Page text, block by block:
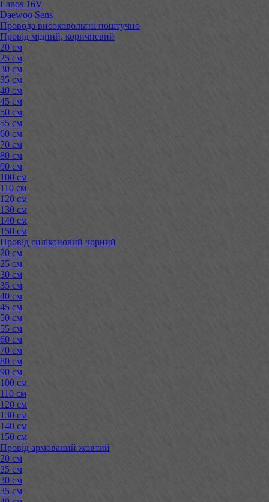
Lanos 16V
Daewoo Sens
Провода високовольтні поштучно
Провід мідний, коричневий
20 см
25 см
30 см
35 см
40 см
45 см
50 см
55 см
60 см
70 см
80 см
90 см
100 см
110 см
120 см
130 см
140 см
150 см
Провід силіконовий чорний
20 см
25 см
30 см
35 см
40 см
45 см
50 см
55 см
60 см
70 см
80 см
90 см
100 см
110 см
120 см
130 см
140 см
150 см
Провід армований жовтий
20 см
25 см
30 см
35 см